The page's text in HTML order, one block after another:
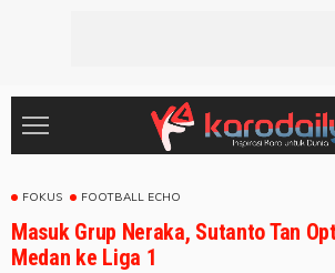
FOKUS FOOTBALL ECHO
Masuk Grup Neraka, Sutanto Tan
Medan ke Liga 1